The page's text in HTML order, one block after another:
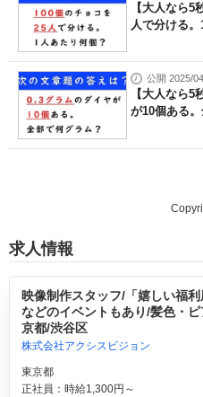
【大人なら
人で分ける
公開 2025/
【大人なら
が10個ある
求人情報
映像制作スタッフ/「嬉しい福
などのイベントもあり/髪色・
京都/渋谷区
株式会社アクシスビジョン
東京都
正社員：時給1,300円～